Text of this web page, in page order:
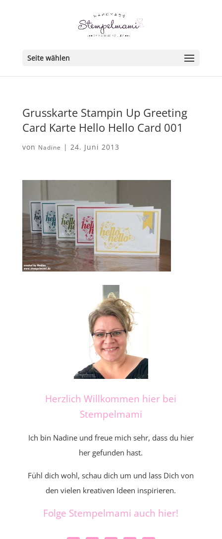
Seite wählen
Grusskarte Stampin Up Greeting
Card Karte Hello Hello Card 001
von Nadine | 24. Juni 2013
Herzlich Willkommen hier bei
Stempelmami
Ich bin Nadine und freue mich sehr, dass du hier
her gefunden hast.
Fühl dich wohl, schau dich um und lass Dich von
den vielen kreativen Ideen inspirieren.
Folge Stempelmami auch hier!